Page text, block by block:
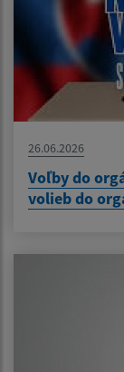
26.06.2026
Voľby do
volieb do